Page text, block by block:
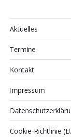
Aktuelles
Termine
Kontakt
Impressum
Cookie-Richtlinie